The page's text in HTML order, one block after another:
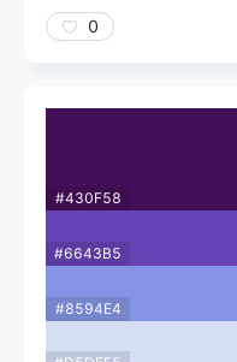
0
#430F58
#6643B5
#8594E4